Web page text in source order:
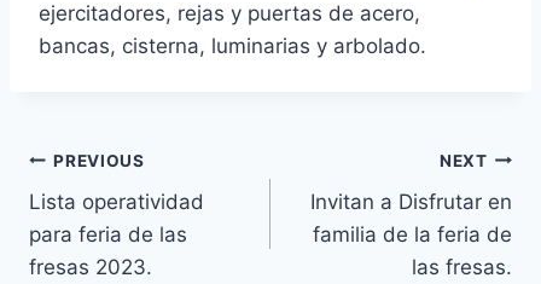
ejercitadores, rejas y puertas de acero,
bancas, cisterna, luminarias y arbolado.
PREVIOUS
Lista operatividad
para feria de las
fresas 2023.
NEXT
Invitan a Disfrutar en
familia de la feria de
las fresas.